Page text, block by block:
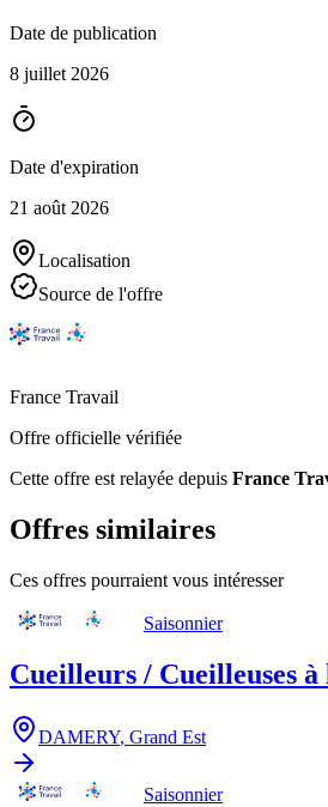
Date de publication
8 juillet 2026
Date d'expiration
21 août 2026
Localisation
Source de l'offre
France Travail
Offre officielle vérifiée
Cette offre est relayée depuis France
Offres similaires
Ces offres pourraient vous intéresser
Saisonnier
Cueilleurs / Cueilleuses
DAMERY, Grand Est
Saisonnier